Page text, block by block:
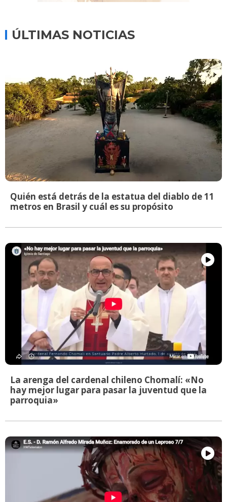
ÚLTIMAS NOTICIAS
Quién está detrás de la estatua del diablo de 11
metros en Brasil y cuál es su propósito
La arenga del cardenal chileno Chomalí: «No
hay mejor lugar para pasar la juventud que la
parroquia»